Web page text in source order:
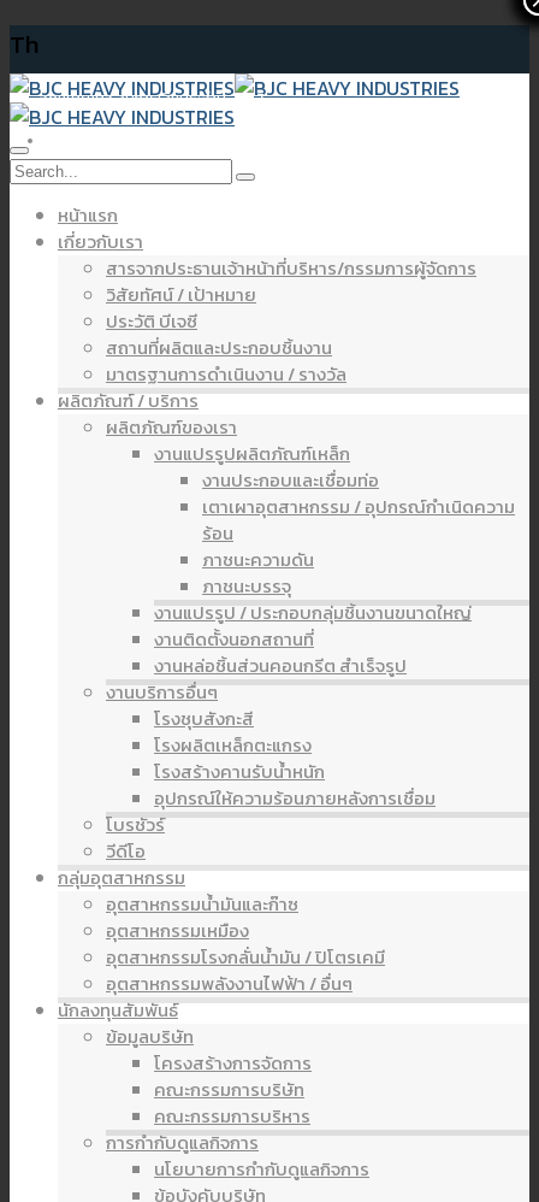
Th
จดหมายข่าว งบการเงินประจำปี 2567
หน้าแรก
เกี่ยวกับเรา
สารจากประธานเจ้าหน้าที่บริหาร/กรรมการผู้จัดการ
วิสัยทัศน์ / เป้าหมาย
ประวัติ บีเจซี
สถานที่ผลิตและประกอบชิ้นงาน
มาตรฐานการดำเนินงาน / รางวัล
ผลิตภัณฑ์ / บริการ
ผลิตภัณฑ์ของเรา
งานแปรรูปผลิตภัณฑ์เหล็ก
งานประกอบและเชื่อมท่อ
เตาเผาอุตสาหกรรม / อุปกรณ์กำเนิดความ
ร้อน
ภาชนะความดัน
ภาชนะบรรจุ
งานแปรรูป / ประกอบกลุ่มชิ้นงานขนาดใหญ่
งานติดตั้งนอกสถานที่
งานหล่อชิ้นส่วนคอนกรีต สำเร็จรูป
งานบริการอื่นๆ
โรงชุบสังกะสี
โรงผลิตเหล็กตะแกรง
โรงสร้างคานรับน้ำหนัก
อุปกรณ์ให้ความร้อนภายหลังการเชื่อม
โบรชัวร์
วีดีโอ
กลุ่มอุตสาหกรรม
อุตสาหกรรมน้ำมันและก๊าซ
อุตสาหกรรมเหมือง
อุตสาหกรรมโรงกลั่นน้ำมัน / ปิโตรเคมี
อุตสาหกรรมพลังงานไฟฟ้า / อื่นๆ
นักลงทุนสัมพันธ์
ข้อมูลบริษัท
โครงสร้างการจัดการ
คณะกรรมการบริษัท
คณะกรรมการบริหาร
การกำกับดูแลกิจการ
นโยบายการกำกับดูแลกิจการ
ข้อบังคับบริษัท